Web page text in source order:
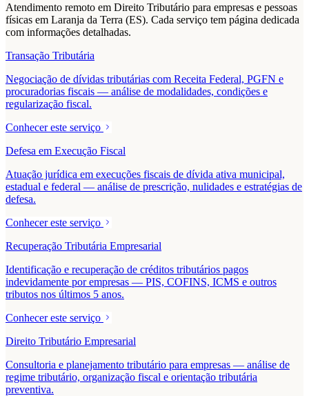
Atendimento remoto em Direito Tributário para empresas e pessoas
físicas em Laranja da Terra (ES). Cada serviço tem página dedicada
com informações detalhadas.
Transação Tributária
Negociação de dívidas tributárias com Receita Federal, PGFN e
procuradorias fiscais — análise de modalidades, condições e
regularização fiscal.
Conhecer este serviço
Defesa em Execução Fiscal
Atuação jurídica em execuções fiscais de dívida ativa municipal,
estadual e federal — análise de prescrição, nulidades e estratégias de
defesa.
Conhecer este serviço
Recuperação Tributária Empresarial
Identificação e recuperação de créditos tributários pagos
indevidamente por empresas — PIS, COFINS, ICMS e outros
tributos nos últimos 5 anos.
Conhecer este serviço
Direito Tributário Empresarial
Consultoria e planejamento tributário para empresas — análise de
regime tributário, organização fiscal e orientação tributária
preventiva.